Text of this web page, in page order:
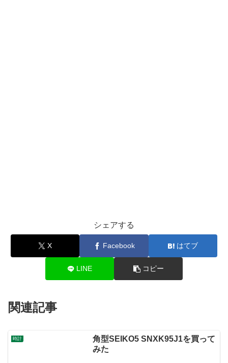
シェアする
X Facebook はてブ
LINE コピー
関連記事
時計
角型SEIKO5 SNXK95J1を買って
みた